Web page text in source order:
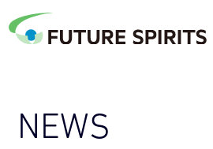
NEWS